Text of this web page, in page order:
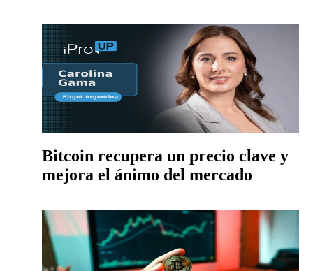
Bitcoin recupera un precio clave y
mejora el ánimo del mercado